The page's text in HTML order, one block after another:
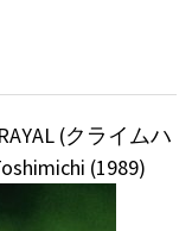
(クライムハ
(1989)